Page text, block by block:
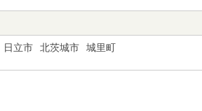
日立市 北茨城市 城里町